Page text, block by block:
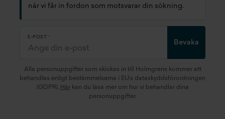
när vi får in fordon som motsvarar din sökning.
E-POST
Bevaka
Alla personuppgifter som skickas in till Holmgrens kommer att
behandlas enligt bestämmelserna i EU:s dataskyddsförordningen
(GDPR). Härkan du läsa mer om hur vi behandlar dina
personuppgifter.